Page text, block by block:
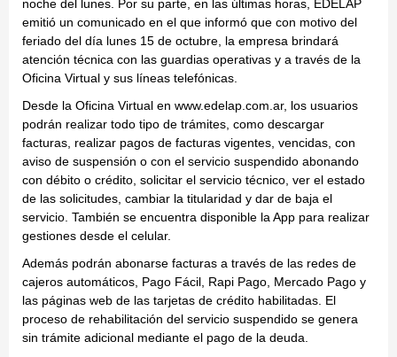
noche del lunes. Por su parte, en las últimas horas, EDELAP
emitió un comunicado en el que informó que con motivo del
feriado del día lunes 15 de octubre, la empresa brindará
atención técnica con las guardias operativas y a través de la
Oficina Virtual y sus líneas telefónicas.
Desde la Oficina Virtual en www.edelap.com.ar, los usuarios
podrán realizar todo tipo de trámites, como descargar
facturas, realizar pagos de facturas vigentes, vencidas, con
aviso de suspensión o con el servicio suspendido abonando
con débito o crédito, solicitar el servicio técnico, ver el estado
de las solicitudes, cambiar la titularidad y dar de baja el
servicio. También se encuentra disponible la App para realizar
gestiones desde el celular.
Además podrán abonarse facturas a través de las redes de
cajeros automáticos, Pago Fácil, Rapi Pago, Mercado Pago y
las páginas web de las tarjetas de crédito habilitadas. El
proceso de rehabilitación del servicio suspendido se genera
sin trámite adicional mediante el pago de la deuda.